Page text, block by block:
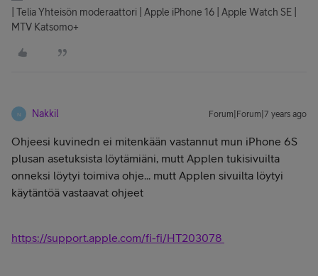
| Telia Yhteisön moderaattori | Apple iPhone 16 | Apple Watch SE |
MTV Katsomo+
N Nakkil Forum|Forum|7 years ago
Ohjeesi kuvinedn ei mitenkään vastannut mun iPhone 6S
plusan asetuksista löytämiäni, mutt Applen tukisivuilta
onneksi löytyi toimiva ohje... mutt Applen sivuilta löytyi
käytäntöä vastaavat ohjeet
https://support.apple.com/fi-fi/HT203078